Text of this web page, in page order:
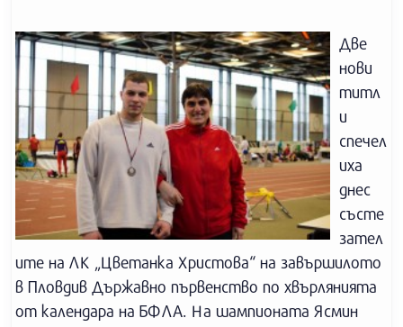
Две
нови
титл
и
спечел
иха
днес
състе
зател
ите на ЛК „Цветанка Христова“ на завършилото
в Пловдив Държавно първенство по хвърлянията
от календара на БФЛА. На шампионата Ясмин